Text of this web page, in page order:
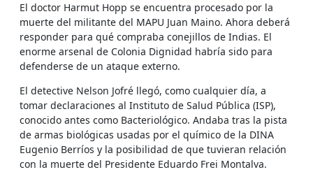
El doctor Harmut Hopp se encuentra procesado por la
muerte del militante del MAPU Juan Maino. Ahora deberá
responder para qué compraba conejillos de Indias. El
enorme arsenal de Colonia Dignidad habría sido para
defenderse de un ataque externo.
El detective Nelson Jofré llegó, como cualquier día, a
tomar declaraciones al Instituto de Salud Pública (ISP),
conocido antes como Bacteriológico. Andaba tras la pista
de armas biológicas usadas por el químico de la DINA
Eugenio Berríos y la posibilidad de que tuvieran relación
con la muerte del Presidente Eduardo Frei Montalva.